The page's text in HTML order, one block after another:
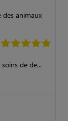
des animaux
de de...